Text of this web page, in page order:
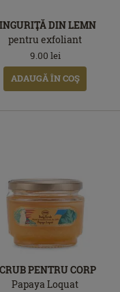
DIN LEMN
pentru exfoliant
9.00 lei
ADAUGĂ ÎN COŞ
PENTRU CORP
Papaya Loquat